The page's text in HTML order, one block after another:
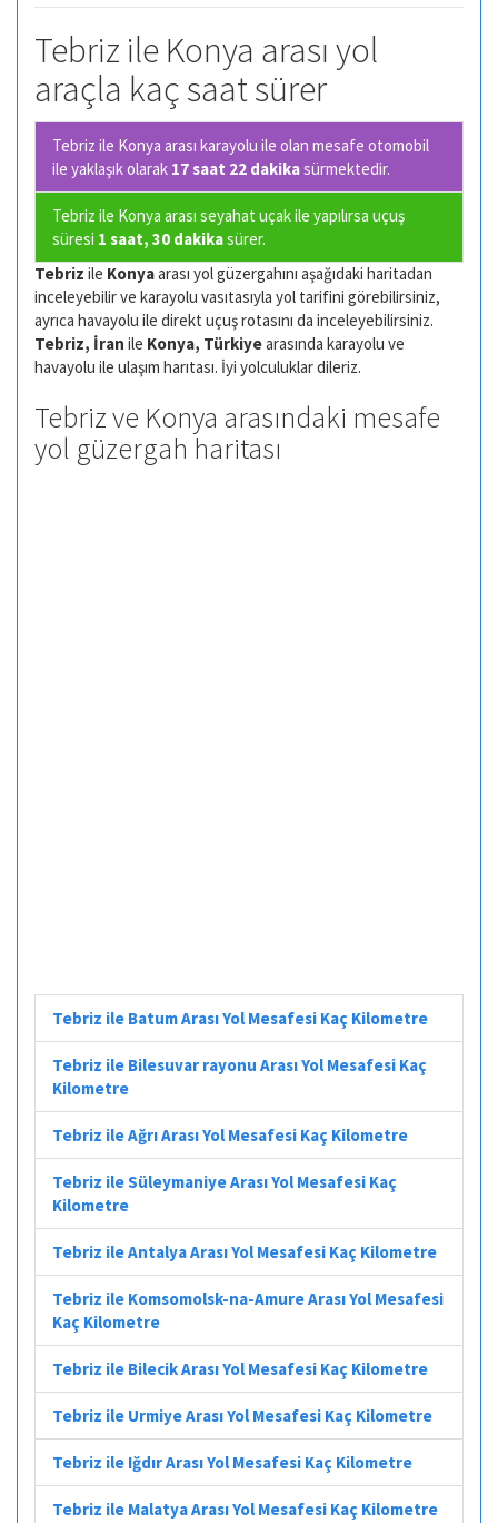
Tebriz ile Konya arası yol
araçla kaç saat sürer
Tebriz ile Konya arası karayolu ile olan mesafe otomobil
ile yaklaşık olarak 17 saat 22 dakikasürmektedir.
Tebriz ile Konya arası seyahat uçak ile yapılırsa uçuş
süresi 1 saat, 30 dakikasürer.
Tebriz ile Konyaarası yol güzergahını aşağıdaki haritadan
inceleyebilir ve karayolu vasıtasıyla yol tarifini görebilirsiniz,
ayrıca havayolu ile direkt uçuş rotasını da inceleyebilirsiniz.
Tebriz, İran ile Konya, Türkiyearasında karayolu ve
havayolu ile ulaşım harıtası. İyi yolculuklar dileriz.
Tebriz ve Konya arasındaki mesafe
yol güzergah haritası
Tebriz ile Batum Arası Yol Mesafesi Kaç Kilometre
Tebriz ile Bilesuvar rayonu Arası Yol Mesafesi Kaç
Kilometre
Tebriz ile Ağrı Arası Yol Mesafesi Kaç Kilometre
Tebriz ile Süleymaniye Arası Yol Mesafesi Kaç
Kilometre
Tebriz ile Antalya Arası Yol Mesafesi Kaç Kilometre
Tebriz ile Komsomolsk-na-Amure Arası Yol Mesafesi
Kaç Kilometre
Tebriz ile Bilecik Arası Yol Mesafesi Kaç Kilometre
Tebriz ile Urmiye Arası Yol Mesafesi Kaç Kilometre
Tebriz ile Iğdır Arası Yol Mesafesi Kaç Kilometre
Tebriz ile Malatya Arası Yol Mesafesi Kaç Kilometre